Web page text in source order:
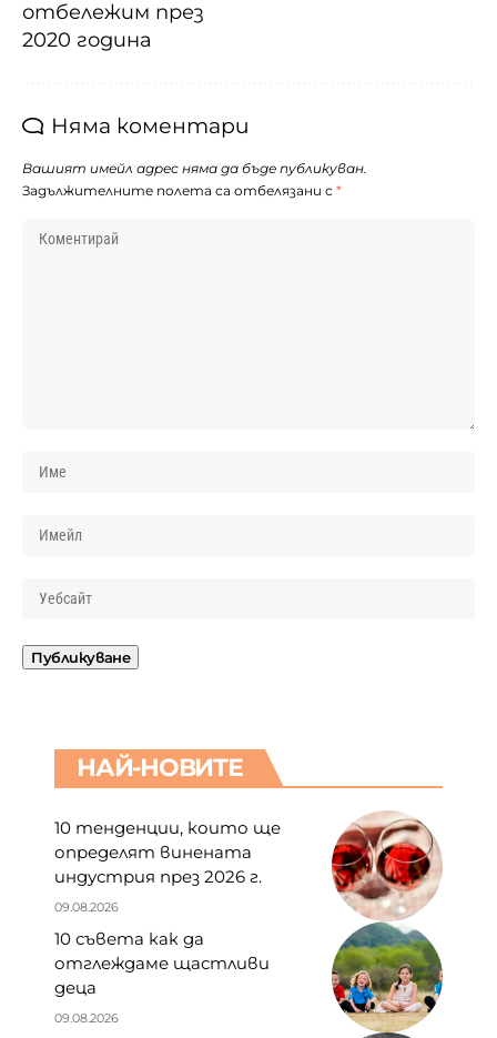
отбележим през
2020 година
Няма коментари
Вашият имейл адрес няма да бъде публикуван.
Задължителните полета са отбелязани с *
НАЙ-НОВИТЕ
10 тенденции, които ще
определят винената
индустрия през 2026 г.
09.08.2026
10 съвета как да
отглеждаме щастливи
деца
09.08.2026